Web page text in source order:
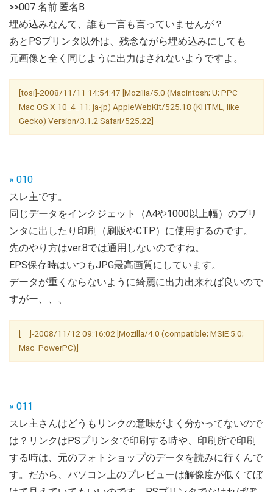
>>007 名前:匿名B
埋め込みなんて、誰も一言も言っていませんが？
あとPSプリンタ以外は、残念ながら埋め込みにしても
元画像と全く同じように出力はされないようですよ。
[tosi]-2008/11/11 14:54:47 [Mozilla/5.0 (Macintosh; U; PPC
Mac OS X 10_4_11; ja-jp) AppleWebKit/525.18 (KHTML, like
Gecko) Version/3.1.2 Safari/525.22]
» 010
スレ主です。
同じデータをインクジェット（A4や1000以上幅）のプリ
ンタに出したり印刷（刷版やCTP）に使用するのです。
先のやり方はver.8では通用しないのですね。
EPS保存時はいつもJPG最高画質にしています。
データが重くならないように綺麗に出力出来れば良いので
すがー、、、
[ ]-2008/11/12 09:16:02 [Mozilla/4.0 (compatible; MSIE 5.0;
Mac_PowerPC)]
» 011
スレ主さんはどうもリンクの意味がよく分かってないので
は？リンクはPSプリンタで印刷する時や、印刷所で印刷
する時は、元のフォトショップのデータを読みに行くんで
す。だから、パソコン上のプレビューは解像度が低くてぼ